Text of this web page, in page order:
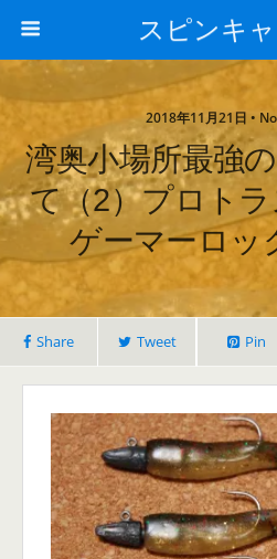
スピンキャ
2018年11月21日 •
湾奥小場所最強
て（2）プロト
ゲーマーロッ
Share Tweet Pin